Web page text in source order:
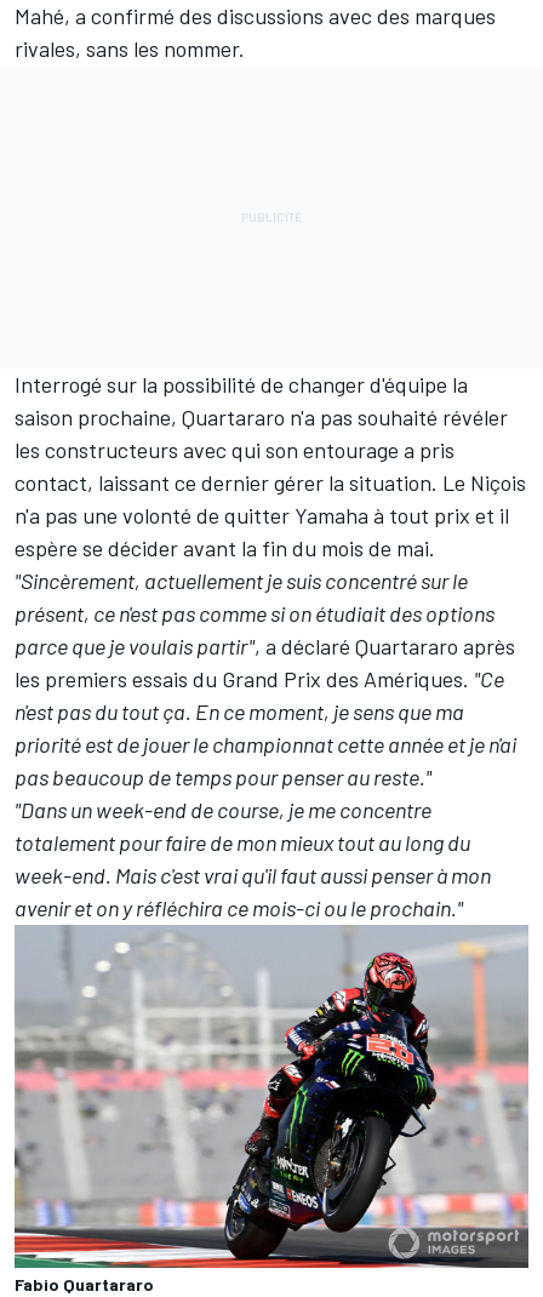
Mahé, a confirmé des discussions avec des marques
rivales, sans les nommer.
Interrogé sur la possibilité de changer d'équipe la
saison prochaine, Quartararo n'a pas souhaité révéler
les constructeurs avec qui son entourage a pris
contact, laissant ce dernier gérer la situation. Le Niçois
n'a pas une volonté de quitter Yamaha à tout prix et il
espère se décider avant la fin du mois de mai.
"Sincèrement, actuellement je suis concentré sur le
présent, ce n'est pas comme si on étudiait des options
parce que je voulais partir", a déclaré Quartararo après
les premiers essais du Grand Prix des Amériques. "Ce
n'est pas du tout ça. En ce moment, je sens que ma
priorité est de jouer le championnat cette année et je n'ai
pas beaucoup de temps pour penser au reste."
"Dans un week-end de course, je me concentre
totalement pour faire de mon mieux tout au long du
week-end. Mais c'est vrai qu'il faut aussi penser à mon
avenir et on y réfléchira ce mois-ci ou le prochain."
Fabio Quartararo